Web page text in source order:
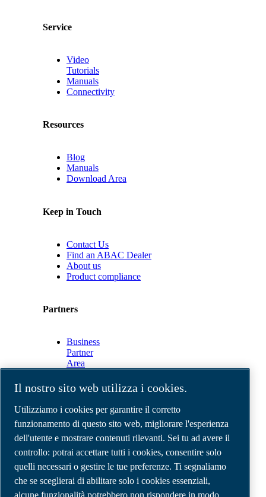
Service
Video
Tutorials
Manuals
Connectivity
Resources
Blog
Manuals
Download Area
Keep in Touch
Contact Us
Find an ABAC Dealer
About us
Product compliance
Partners
Business
Partner
Area
Connect
2.0
Business
ABAC
Media
Gallery
©2026 Compressori d'aria ABAC
Note legali e privacy
Modulo resi
Il nostro sito web utilizza i cookies.
Utilizziamo i cookies per garantire il corretto
funzionamento di questo sito web, migliorare l'esperienza
dell'utente e mostrare contenuti rilevanti. Sei tu ad avere il
controllo: potrai accettare tutti i cookies, consentire solo
quelli necessari o gestire le tue preferenze. Ti segnaliamo
che se sceglierai di abilitare solo i cookies essenziali,
alcune funzionalità potrebbero non rispondere in modo